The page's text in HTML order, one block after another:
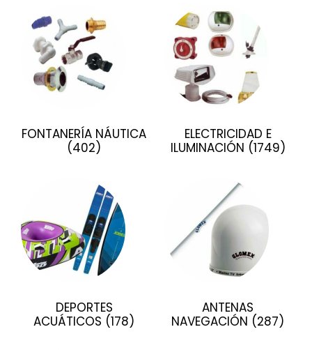
FONTANERÍA NÁUTICA
(402)
ELECTRICIDAD E
ILUMINACIÓN (1749)
DEPORTES
ACUÁTICOS (178)
ANTENAS
NAVEGACIÓN (287)